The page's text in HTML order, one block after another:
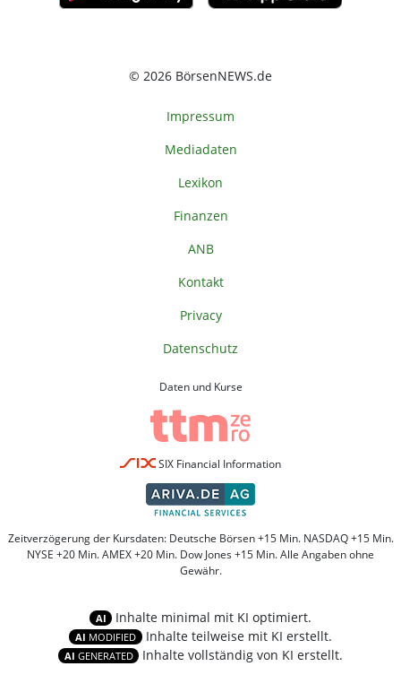
© 2026 BörsenNEWS.de
Impressum
Mediadaten
Lexikon
Finanzen
ANB
Kontakt
Privacy
Datenschutz
Daten und Kurse
SIX Financial Information
Zeitverzögerung der Kursdaten: Deutsche Börsen +15 Min. NASDAQ +15 Min.
NYSE +20 Min. AMEX +20 Min. Dow Jones +15 Min. Alle Angaben ohne
Gewähr.
AI Inhalte minimal mit KI optimiert.
AI MODIFIED Inhalte teilweise mit KI erstellt.
AI GENERATED Inhalte vollständig von KI erstellt.